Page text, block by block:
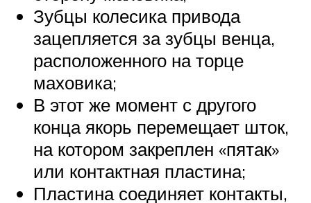
Зубцы колесика привода
зацепляется за зубцы венца,
расположенного на торце
маховика;
В этот же момент с другого
конца якорь перемещает шток,
на котором закреплен «пятак»
или контактная пластина;
Пластина соединяет контакты,